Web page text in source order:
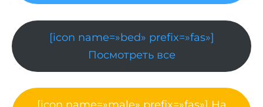
[icon name=»bed» prefix=»fas»]
Посмотреть все